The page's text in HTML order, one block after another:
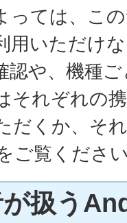
っては、こ
用いただけ
認や、機種
それぞれの
だくか、そ
ご覧くださ
扱う